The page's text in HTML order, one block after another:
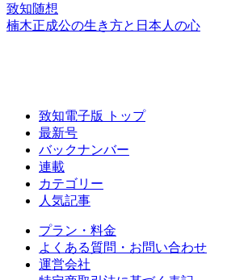
致知随想
楠木正成公の生き方と 日本人の心
致知電子版 トップ
最新号
バックナンバー
連載
カテゴリー
人気記事
プラン・料金
よくある質問・お問い合わせ
運営会社